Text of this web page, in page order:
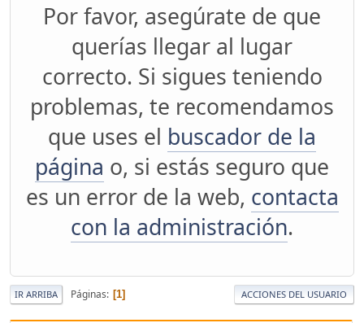
Por favor, asegúrate de que
querías llegar al lugar
correcto. Si sigues teniendo
problemas, te recomendamos
que uses el buscador de la
página o, si estás seguro que
es un error de la web, contacta
con la administración.
IR ARRIBA Páginas 1 ACCIONES DEL USUARIO